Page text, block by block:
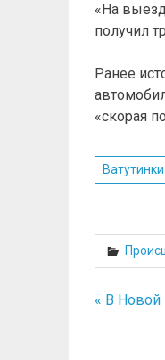
«На
получил
Ранее
«скорая
Ватутинки
« В Новой